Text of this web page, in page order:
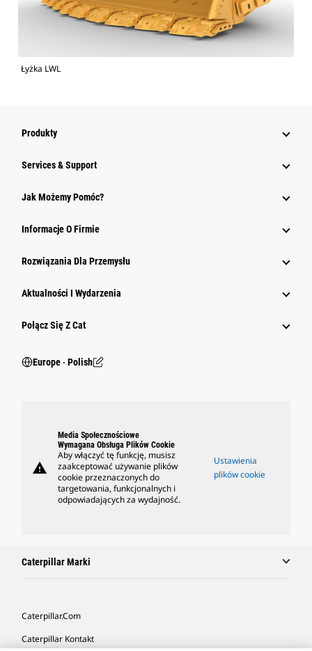
Łyżka LWL
Produkty
Services & Support
Jak Możemy Pomóc?
Informacje O Firmie
Rozwiązania Dla Przemysłu
Aktualności I Wydarzenia
Połącz Się Z Cat
Europe ‧ Polish
warning
Media Społecznościowe
Wymagana Obsługa Plików Cookie
Aby włączyć tę funkcję, musisz
zaakceptować używanie plików
cookie przeznaczonych do
targetowania, funkcjonalnych i
odpowiadających za wydajność.
Ustawienia
plików cookie
Caterpillar Marki
Caterpillar.com
Caterpillar Kontakt